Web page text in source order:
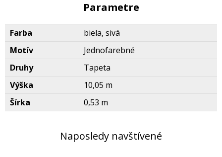
Parametre
Farba
biela, sivá
Motív
Jednofarebné
Druhy
Tapeta
Výška
10,05 m
Šírka
0,53 m
Naposledy navštívené